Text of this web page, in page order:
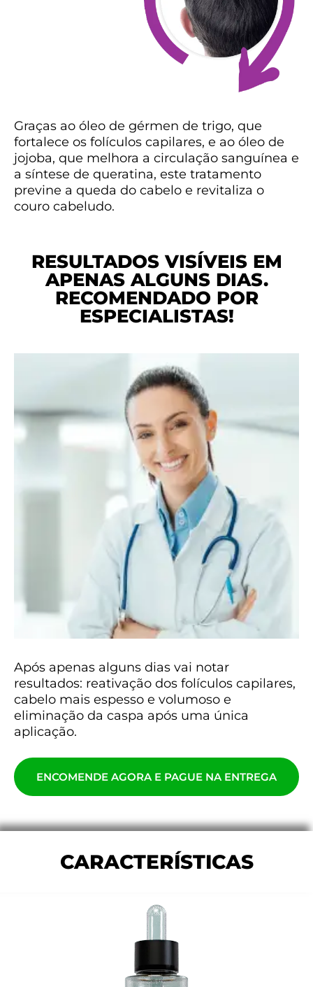
Graças ao óleo de gérmen de trigo, que
fortalece os folículos capilares, e ao óleo de
jojoba, que melhora a circulação sanguínea e
a síntese de queratina, este tratamento
previne a queda do cabelo e revitaliza o
couro cabeludo.
RESULTADOS VISÍVEIS EM
APENAS ALGUNS DIAS.
RECOMENDADO POR
ESPECIALISTAS!
Após apenas alguns dias vai notar
resultados: reativação dos folículos capilares,
cabelo mais espesso e volumoso e
eliminação da caspa após uma única
aplicação.
ENCOMENDE AGORA E PAGUE NA ENTREGA
CARACTERÍSTICAS